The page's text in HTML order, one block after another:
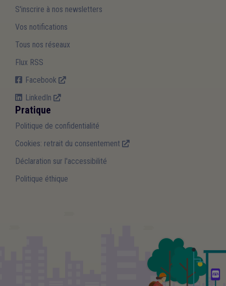
S'inscrire à nos newsletters
Vos notifications
Tous nos réseaux
Flux RSS
Facebook
LinkedIn
Pratique
Politique de confidentialité
Cookies: retrait du consentement
Déclaration sur l'accessibilité
Politique éthique